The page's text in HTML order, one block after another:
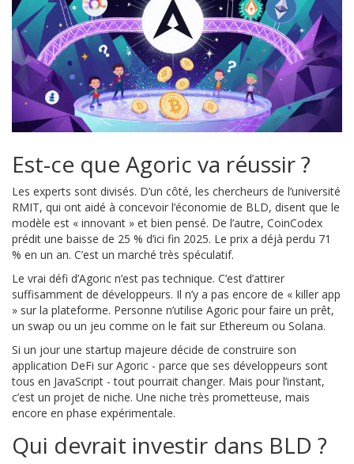
Est-ce que Agoric va réussir ?
Les experts sont divisés. D’un côté, les chercheurs de l’université
RMIT, qui ont aidé à concevoir l’économie de BLD, disent que le
modèle est « innovant » et bien pensé. De l’autre, CoinCodex
prédit une baisse de 25 % d’ici fin 2025. Le prix a déjà perdu 71
% en un an. C’est un marché très spéculatif.
Le vrai défi d’Agoric n’est pas technique. C’est d’attirer
suffisamment de développeurs. Il n’y a pas encore de « killer app
» sur la plateforme. Personne n’utilise Agoric pour faire un prêt,
un swap ou un jeu comme on le fait sur Ethereum ou Solana.
Si un jour une startup majeure décide de construire son
application DeFi sur Agoric - parce que ses développeurs sont
tous en JavaScript - tout pourrait changer. Mais pour l’instant,
c’est un projet de niche. Une niche très prometteuse, mais
encore en phase expérimentale.
Qui devrait investir dans BLD ?